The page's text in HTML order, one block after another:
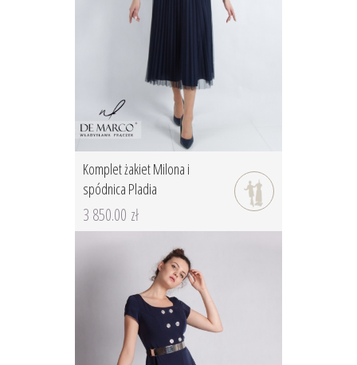
Komplet żakiet Milona i
spódnica Pladia
3 850.00 zł